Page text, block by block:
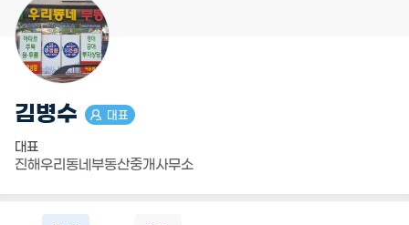
김병수 대표
대표
진해우리동네부동산중개사무소